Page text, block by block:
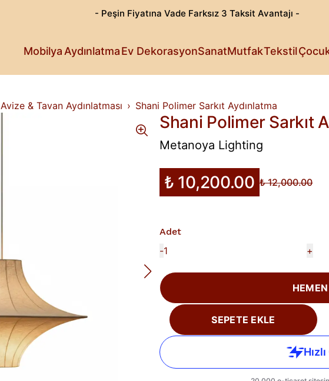
- Peşin Fiyatına Vade Farksız 3 Taksit Avantajı -
Mobilya Aydınlatma Işıldayan
Ev Dekorasyon Detaylı
Sanat Sanattan
Mutfak Estetik
Tekstil
Rahat
Küçüklerin
Patili
Fark
Avize & Tavan Aydınlatması Shani Polimer Sarkıt Aydınlatma
Shani Polimer Sarkıt
Metanoya Lighting
₺ 10,200.00 ₺ 12,000.00
Adet
- +
SEPETE EKLE